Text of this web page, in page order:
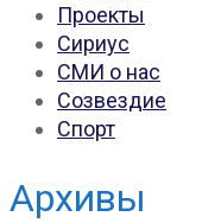
Проекты
Сириус
СМИ о нас
Созвездие
Спорт
Архивы